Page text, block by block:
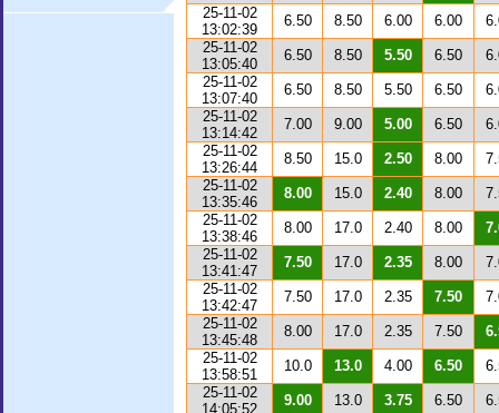
25-11-02
13:02:39
6.50 8.50 6.00 6.00
25-11-02
13:05:40
6.50 8.50 5.50 6.50
25-11-02
13:07:40
6.50 8.50 5.50 6.50
25-11-02
13:14:42
7.00 9.00 5.00 6.50
25-11-02
13:26:44
8.50 15.0 2.50 8.00
25-11-02
13:35:46
8.00 15.0 2.40 8.00
25-11-02
13:38:46
8.00 17.0 2.40 8.00
25-11-02
13:41:47
7.50 17.0 2.35 8.00
25-11-02
13:42:47
7.50 17.0 2.35 7.50
25-11-02
13:45:48
8.00 17.0 2.35 7.50
25-11-02
13:58:51
10.0 13.0 4.00 6.50
25-11-02
14:05:52
9.00 13.0 3.75 6.50